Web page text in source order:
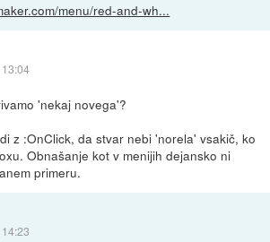
menu/red-and-wh...
'nekaj novega'?
z :OnClick, da stvar nebi 'norela' vsakič, ko
Obnašanje kot v menijih dejansko ni
primeru.